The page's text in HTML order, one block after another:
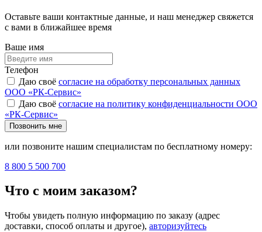
Оставьте ваши контактные данные, и наш менеджер свяжется
с вами в ближайшее время
Ваше имя
Телефон
Даю своё согласие на обработку персональных данных
ООО «РК-Сервис»
Даю своё согласие на политику конфиденциальности ООО
«РК-Сервис»
Позвонить мне
или позвоните нашим специалистам по бесплатному номеру:
8 800 5 500 700
Что с моим заказом?
Чтобы увидеть полную информацию по заказу (адрес
доставки, способ оплаты и другое), авторизуйтесь